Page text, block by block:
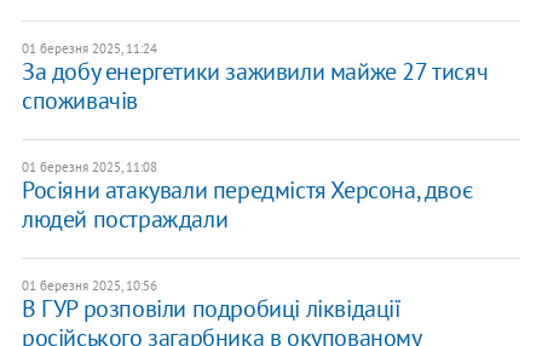
01 березня 2025, 11:24
За добу енергетики заживили майже 27 тисяч
споживачів
01 березня 2025, 11:08
Росіяни атакували передмістя Херсона, двоє
людей постраждали
01 березня 2025, 10:56
В ГУР розповіли подробиці ліквідації
російського загарбника в окупованому